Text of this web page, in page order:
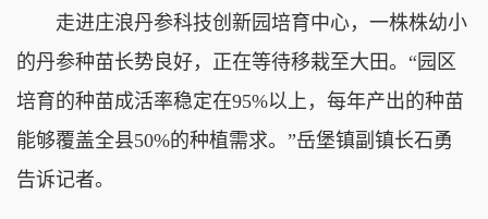
走进庄浪丹参科技创新园培育中心，一株株幼小
的丹参种苗长势良好，正在等待移栽至大田。“园区
培育的种苗成活率稳定在95%以上，每年产出的种苗
能够覆盖全县50%的种植需求。”岳堡镇副镇长石勇
告诉记者。